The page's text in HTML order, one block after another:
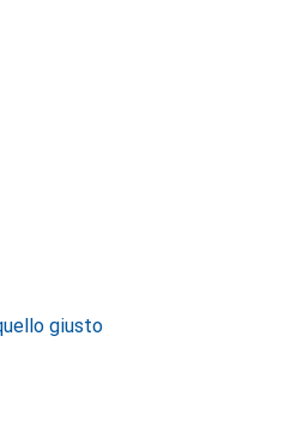
giusto